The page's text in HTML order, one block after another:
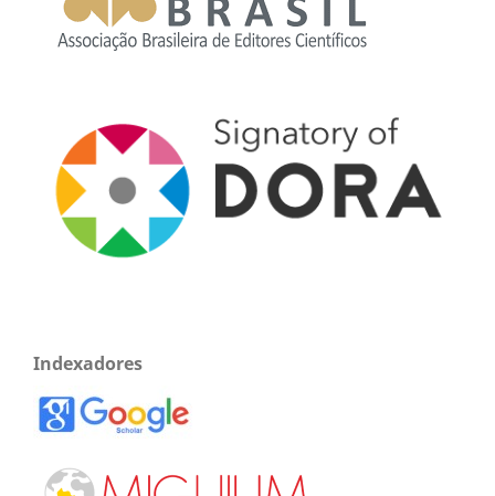
Indexadores